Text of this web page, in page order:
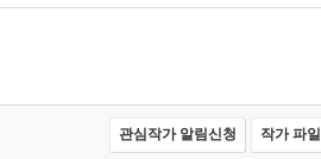
관심작가 알림신청 작가 파일